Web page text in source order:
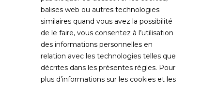
balises web ou autres technologies
similaires quand vous avez la possibilité
de le faire, vous consentez à l’utilisation
des informations personnelles en
relation avec les technologies telles que
décrites dans les présentes règles. Pour
plus d’informations sur les cookies et les